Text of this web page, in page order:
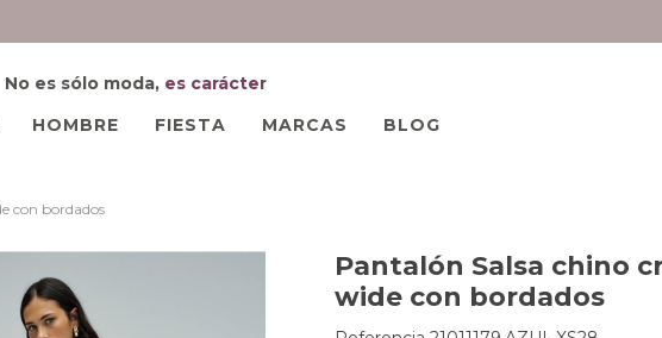
No es sólo moda, es carácter
HOMBRE FIESTA MARCAS BLOG
con bordados
Pantalón Salsa chino
wide con bordados